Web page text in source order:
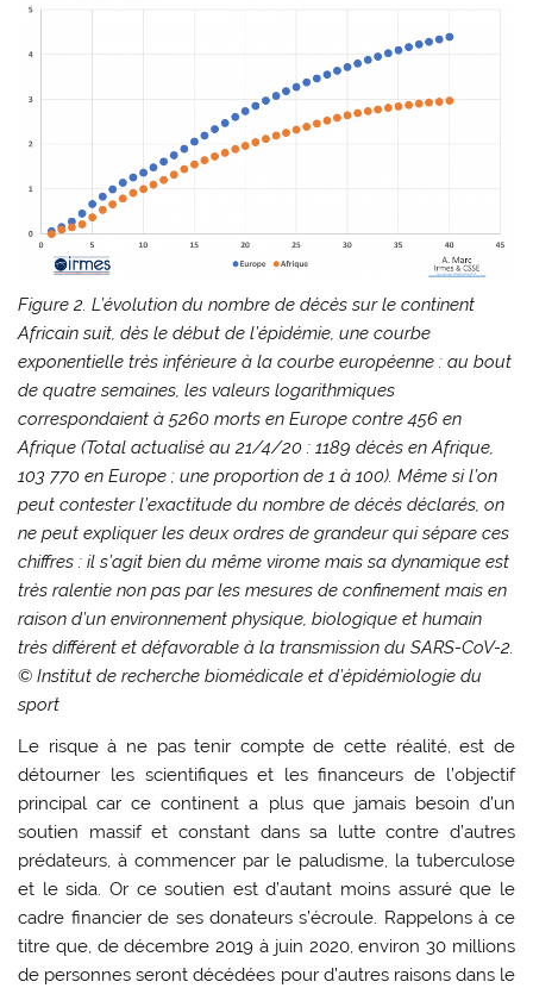
Figure 2. L’évolution du nombre de décès sur le continent
Africain suit, dès le début de l’épidémie, une courbe
exponentielle très inférieure à la courbe européenne : au bout
de quatre semaines, les valeurs logarithmiques
correspondaient à 5260 morts en Europe contre 456 en
Afrique (Total actualisé au 21/4/20 : 1189 décès en Afrique,
103 770 en Europe ; une proportion de 1 à 100). Même si l’on
peut contester l’exactitude du nombre de décès déclarés, on
ne peut expliquer les deux ordres de grandeur qui sépare ces
chiffres : il s’agit bien du même virome mais sa dynamique est
très ralentie non pas par les mesures de confinement mais en
raison d’un environnement physique, biologique et humain
très différent et défavorable à la transmission du SARS-CoV-2.
©Institut de recherche biomédicale et d’épidémiologie du
sport
Le risque à ne pas tenir compte de cette réalité, est de
détourner les scientifiques et les financeurs de l’objectif
principal car ce continent a plus que jamais besoin d’un
soutien massif et constant dans sa lutte contre d’autres
prédateurs, à commencer par le paludisme, la tuberculose
et le sida. Or ce soutien est d’autant moins assuré que le
cadre financier de ses donateurs s’écroule. Rappelons à ce
titre que, de décembre 2019 à juin 2020, environ 30 millions
de personnes seront décédées pour d’autres raisons dans le